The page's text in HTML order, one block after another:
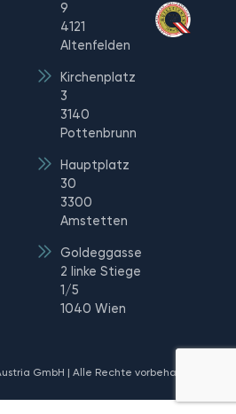
9
4121
Altenfelden
Kirchenplatz
3
3140
Pottenbrunn
Hauptplatz
30
3300
Amstetten
Goldeggasse
2 linke Stiege
1/5
1040 Wien
GmbH | Alle Rechte vorbehalten